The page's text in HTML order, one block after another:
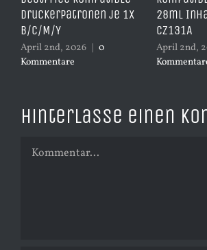
Druckerpatronen je 1x
B/C/M/Y
April 2nd, 2026 | 0
Kommentare
28ml
CZ131A
April 2nd,
Hinterlasse einen
Kommentar